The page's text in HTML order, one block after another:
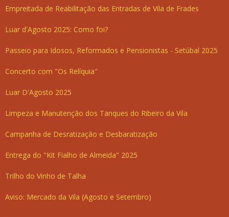
Empreitada de Reabilitação das Entradas de Vila de Frades
Luar d'Agosto 2025: Como foi?
Passeio para Idosos, Reformados e Pensionistas - Setúbal 2025
Concerto com "Os Relíquia"
Luar D'Agosto 2025
Limpeza e Manutenção dos Tanques do Ribeiro da Vila
Campanha de Desratização e Desbaratização
Entrega do "Kit Fialho de Almeida" 2025
Trilho do Vinho de Talha
Aviso: Mercado da Vila (Agosto e Setembro)